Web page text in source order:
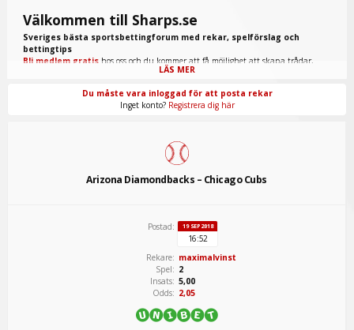
Välkommen till Sharps.se
Sveriges bästa sportsbettingforum med rekar, spelförslag och
bettingtips
Bli medlem gratis hos oss och du kommer att få möjlighet att skapa trådar,
skriva inlägg, ta del av spel från "procappers" och mycket annat.
LÄS MER
Du måste vara inloggad för att posta rekar
Inget konto? Registrera dig här
Arizona Diamondbacks – Chicago Cubs
Postad: 19 SEP 2018
16:52
Rekare: maximalvinst
Spel: 2
Insats: 5,00
Odds: 2,05